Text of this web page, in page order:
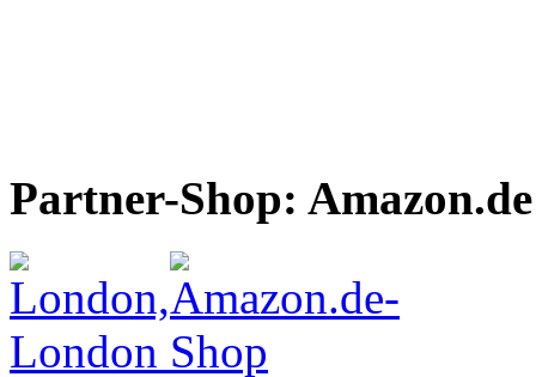
Partner-Shop: Amazon.de